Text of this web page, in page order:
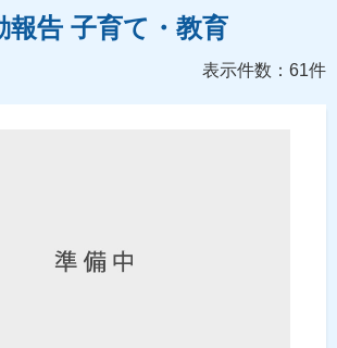
報告 子育て・教育
表示件数：61件